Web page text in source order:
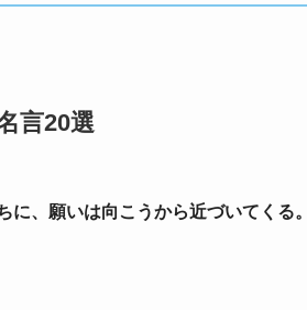
言20選
に、願いは向こうから近づいてくる。